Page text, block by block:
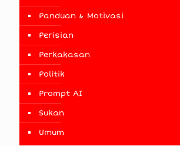
Panduan & Motivasi
Perisian
Perkakasan
Politik
Prompt AI
Sukan
Umum